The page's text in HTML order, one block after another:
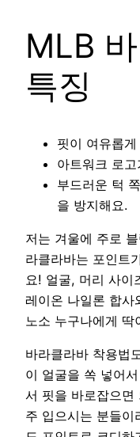
MLB
특징
핏이 여유롭
아트워크 로
부드러운 턱
을 방지해요.
저는 겨울에 주로
라클라바는 포인트
요! 얼굴, 머리 사이
레이온 나일론 합사
노소 누구나에게 딱
바라클라바 착용법
이 얼굴을 쏙 넣어
서 핏을 바로잡으면
주 입으시는 분들이